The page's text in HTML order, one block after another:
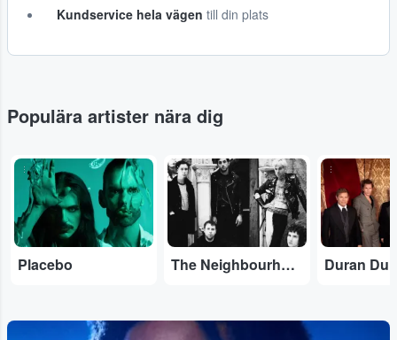
Kundservice hela vägen till din plats
Populära artister nära dig
...
Placebo
...
The Neighbourhood
...
Duran